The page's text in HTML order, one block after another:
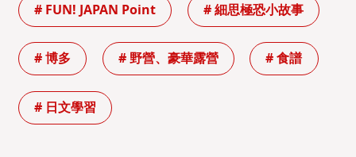
# FUN! JAPAN Point # 細思極恐小故事
# 博多 # 野營、豪華露營 # 食譜
# 日文學習